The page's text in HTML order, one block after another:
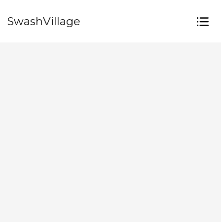
SwashVillage